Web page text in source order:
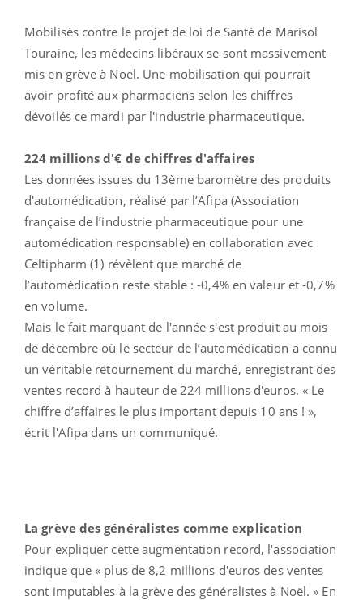
Mobilisés contre le projet de loi de Santé de Marisol
Touraine, les médecins libéraux se sont massivement
mis en grève à Noël. Une mobilisation qui pourrait
avoir profité aux pharmaciens selon les chiffres
dévoilés ce mardi par l'industrie pharmaceutique.
224 millions d'€ de chiffres d'affaires
Les données issues du 13ème baromètre des produits
d'automédication, réalisé par l’Afipa (Association
française de l’industrie pharmaceutique pour une
automédication responsable) en collaboration avec
Celtipharm (1) révèlent que marché de
l’automédication reste stable : -0,4% en valeur et -0,7%
en volume.
Mais le fait marquant de l'année s'est produit au mois
de décembre où le secteur de l’automédication a connu
un véritable retournement du marché, enregistrant des
ventes record à hauteur de 224 millions d'euros. « Le
chiffre d’affaires le plus important depuis 10 ans ! »,
écrit l'Afipa dans un communiqué.
La grève des généralistes comme explication
Pour expliquer cette augmentation record, l'association
indique que « plus de 8,2 millions d'euros des ventes
sont imputables à la grève des généralistes à Noël. » En